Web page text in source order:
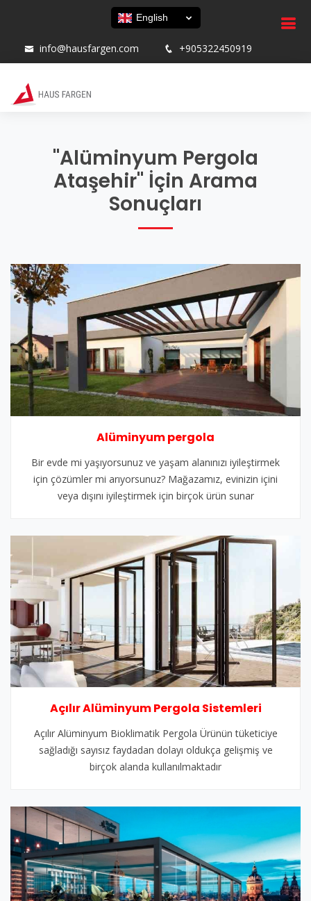
English
info@hausfargen.com +905322450919
"Alüminyum Pergola
Ataşehir" İçin Arama
Sonuçları
Alüminyum pergola
Bir evde mi yaşıyorsunuz ve yaşam alanınızı iyileştirmek
için çözümler mi arıyorsunuz? Mağazamız, evinizin içini
veya dışını iyileştirmek için birçok ürün sunar
Açılır Alüminyum Pergola Sistemleri
Açılır Alüminyum Bioklimatik Pergola Ürünün tüketiciye
sağladığı sayısız faydadan dolayı oldukça gelişmiş ve
birçok alanda kullanılmaktadır